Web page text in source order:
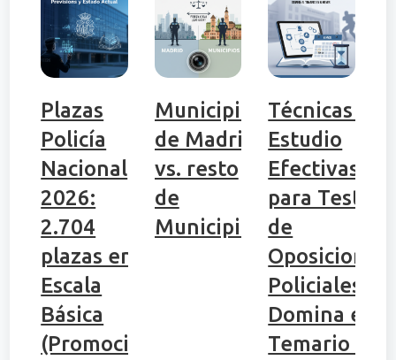
Plazas
Policía
Nacional
2026:
2.704
plazas en
Escala
Básica
(Promoción
Municipio
de Madrid
vs. resto
de
Municipios
Técnicas de
Estudio
Efectivas
para Tests
de
Oposiciones
Policiales:
Domina el
Temario en